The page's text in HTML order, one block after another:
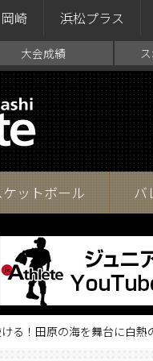
岡崎 浜松プラス
大会成績
ットボール バ
る！田原の海を舞台に白熱